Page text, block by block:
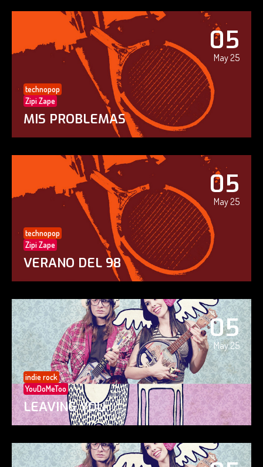
05
May 25
technopop
Zipi Zape
MIS PROBLEMAS
05
May 25
technopop
Zipi Zape
VERANO DEL 98
05
May 25
indie rock
YouDoMeToo
LEAVING YOU